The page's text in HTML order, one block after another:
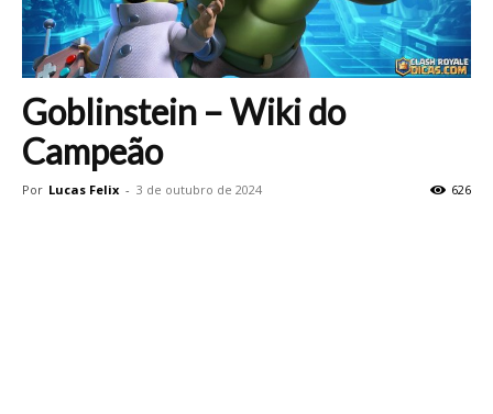
Goblinstein – Wiki do
Campeão
Por Lucas Felix - 3 de outubro de 2024 626